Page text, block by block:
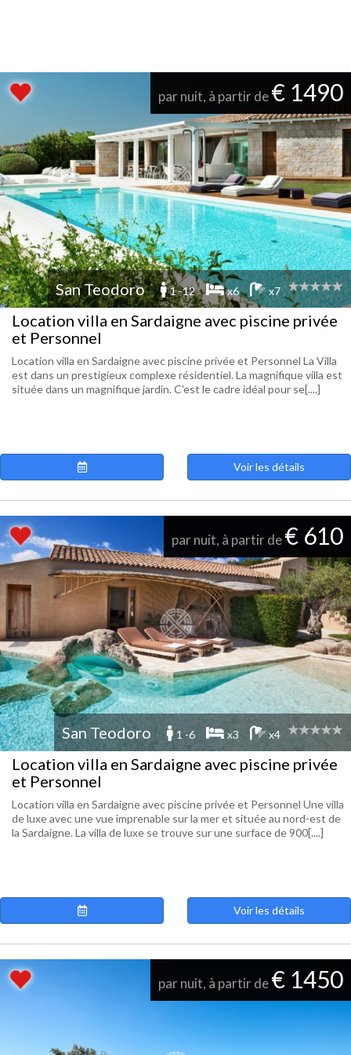
par nuit, à partir de€ 1490
San Teodoro 1 -12 x6 x7
Location villa en Sardaigne avec piscine privée
et Personnel
Location villa en Sardaigne avec piscine privée et Personnel La Villa
est dans un prestigieux complexe résidentiel. La magnifique villa est
située dans un magnifique jardin. C'est le cadre idéal pour se[....]
Voir les détails
par nuit, à partir de€ 610
San Teodoro 1 -6 x3 x4
Location villa en Sardaigne avec piscine privée
et Personnel
Location villa en Sardaigne avec piscine privée et Personnel Une villa
de luxe avec une vue imprenable sur la mer et située au nord-est de
la Sardaigne. La villa de luxe se trouve sur une surface de 900[....]
Voir les détails
par nuit, à partir de€ 1450